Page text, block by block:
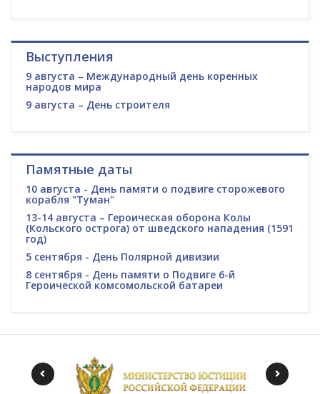
Выступления
9 августа – Международный день коренных
народов мира
9 августа – День строителя
Памятные даты
10 августа - День памяти о подвиге сторожевого
корабля "Туман"
13-14 августа – Героическая оборона Колы
(Кольского острога) от шведского нападения (1591
год)
5 сентября - День Полярной дивизии
8 сентября - День памяти о Подвиге 6-й
Героической комсомольской батареи